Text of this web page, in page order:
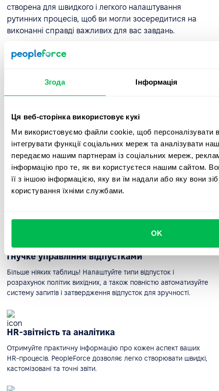
Згода Інформація
Ця веб-сторінка використовує кукі
Ми використовуємо файли cookie, щоб персоналізувати
інтегрувати функції соціальних мереж та аналізувати
передаємо нашим партнерам із соціальних мереж,
інформацію про те, як ви користуєтеся нашим сайтом.
її з іншою інформацією, яку ви їм надали або яку вони
користування їхніми службами.
OK
створена для швидкого і легкого налаштування
рутинних процесів, щоб ви могли зосередитися на
виконанні справді важливих для вас завдань.
оптимізації ваших HR-процесів
Самостійне керування процесами
Кожен співробітник може бачити каталог учасників команди,
Гнучке управління відпустками
Більше ніяких таблиць! Налаштуйте типи відпусток і
розрахунок політик вихідних, а також повністю автоматизуйте
систему запитів і затвердження відпусток для зручності.
HR-звітність та аналітика
Отримуйте практичну інформацію про кожен аспект ваших
HR-процесів. PeopleForce дозволяє легко створювати швидкі,
кастомізовані та точні звіти.